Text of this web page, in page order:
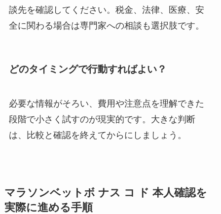
談先を確認してください。税金、法律、医療、安
全に関わる場合は専門家への相談も選択肢です。
どのタイミングで行動すればよい？
必要な情報がそろい、費用や注意点を理解できた
段階で小さく試すのが現実的です。大きな判断
は、比較と確認を終えてからにしましょう。
マラソンベットボ ナス コ ド 本人確認を
実際に進める手順